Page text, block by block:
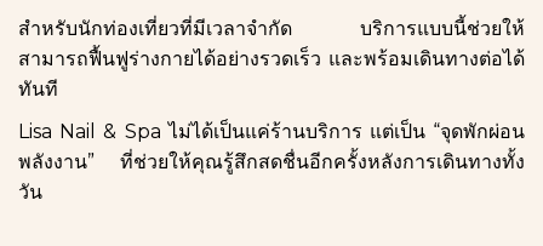
สำหรับนักท่องเที่ยวที่มีเวลาจำกัด บริการแบบนี้ช่วยให้
สามารถฟื้นฟูร่างกายได้อย่างรวดเร็ว และพร้อมเดินทางต่อได้
ทันที
Lisa Nail & Spa ไม่ได้เป็นแค่ร้านบริการ แต่เป็น “จุดพักผ่อน
พลังงาน” ที่ช่วยให้คุณรู้สึกสดชื่นอีกครั้งหลังการเดินทางทั้ง
วัน